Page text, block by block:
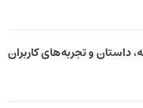
داستان و تجربه‌های کاربران